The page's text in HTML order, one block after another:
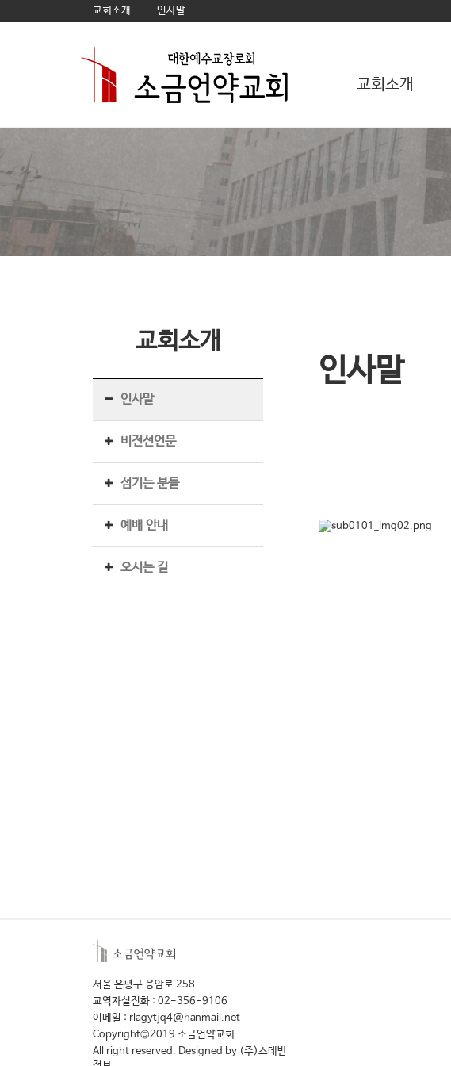
교회소개 인사말
교회소개
교회소개
인사말
비전선언문
섬기는 분들
예배 안내
오시는 길
인사말
서울 은평구 응암로 258
교역자실전화 : 02-356-9106
이메일 : rlagytjq4@hanmail.net
Copyright©2019 소금언약교회
All right reserved. Designed by (주)스데반